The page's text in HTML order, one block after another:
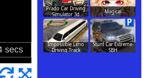
Prado Car Driving
Simulator 3d
Magical
Impossible Limo
Driving Track
Stunt Car Extreme-
SBH